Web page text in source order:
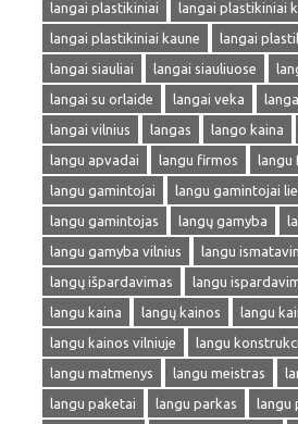
langai plastikiniai
langai plastikiniai
langai plastikiniai kaune
langai
langai siauliai
langai siauliuose
langai su orlaide
langai veka
langai vilnius
langas lango kaina
langu apvadai
langu firmos
langu
langu gamintojai
langu gamintojai
langu gamintojas
langų gamyba
langu gamyba vilnius
langu
langų išpardavimas
langu
langu kaina
langų kainos
langu
langu kainos vilniuje
langu
langu matmenys
langu meistras
langu paketai
langu parkas
langu